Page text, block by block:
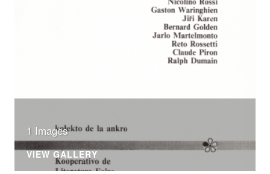
1 Images
VIEW GALLERY